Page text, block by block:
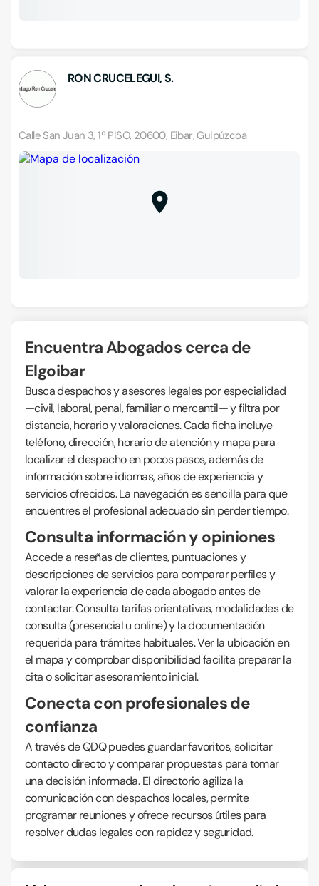
RON CRUCELEGUI, S.
Calle San Juan 3, 1º PISO, 20600, Eibar, Guipúzcoa
Encuentra Abogados cerca de
Elgoibar
Busca despachos y asesores legales por especialidad
—civil, laboral, penal, familiar o mercantil— y filtra por
distancia, horario y valoraciones. Cada ficha incluye
teléfono, dirección, horario de atención y mapa para
localizar el despacho en pocos pasos, además de
información sobre idiomas, años de experiencia y
servicios ofrecidos. La navegación es sencilla para que
encuentres el profesional adecuado sin perder tiempo.
Consulta información y opiniones
Accede a reseñas de clientes, puntuaciones y
descripciones de servicios para comparar perfiles y
valorar la experiencia de cada abogado antes de
contactar. Consulta tarifas orientativas, modalidades de
consulta (presencial u online) y la documentación
requerida para trámites habituales. Ver la ubicación en
el mapa y comprobar disponibilidad facilita preparar la
cita o solicitar asesoramiento inicial.
Conecta con profesionales de
confianza
A través de QDQ puedes guardar favoritos, solicitar
contacto directo y comparar propuestas para tomar
una decisión informada. El directorio agiliza la
comunicación con despachos locales, permite
programar reuniones y ofrece recursos útiles para
resolver dudas legales con rapidez y seguridad.